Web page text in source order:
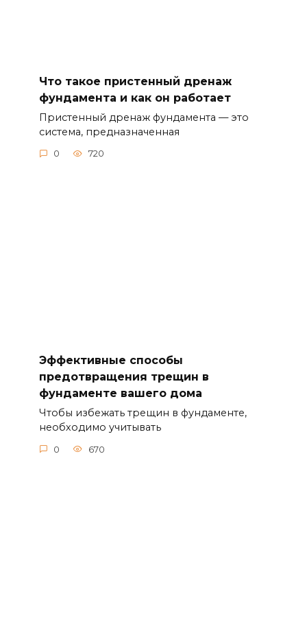
Что такое пристенный дренаж
фундамента и как он работает
Пристенный дренаж фундамента — это
система, предназначенная
0 720
Эффективные способы
предотвращения трещин в
фундаменте вашего дома
Чтобы избежать трещин в фундаменте,
необходимо учитывать
0 670